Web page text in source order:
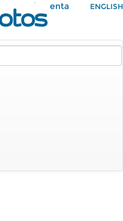
Mi Cuenta ENGLISH